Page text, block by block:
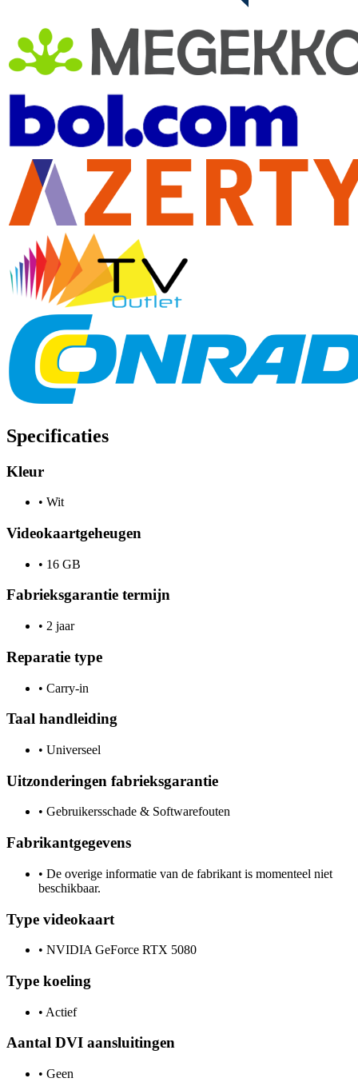
Specificaties
Kleur
• Wit
Videokaartgeheugen
• 16 GB
Fabrieksgarantie termijn
• 2 jaar
Reparatie type
• Carry-in
Taal handleiding
• Universeel
Uitzonderingen fabrieksgarantie
• Gebruikersschade & Softwarefouten
Fabrikantgegevens
• De overige informatie van de fabrikant is momenteel niet
beschikbaar.
Type videokaart
• NVIDIA GeForce RTX 5080
Type koeling
• Actief
Aantal DVI aansluitingen
• Geen